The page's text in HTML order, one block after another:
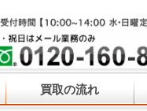
買取の流れ